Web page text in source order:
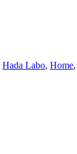
Hada Labo, Home,